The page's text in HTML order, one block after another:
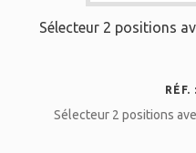
Sélecteur 2 positions
RÉF.
Sélecteur 2 positions